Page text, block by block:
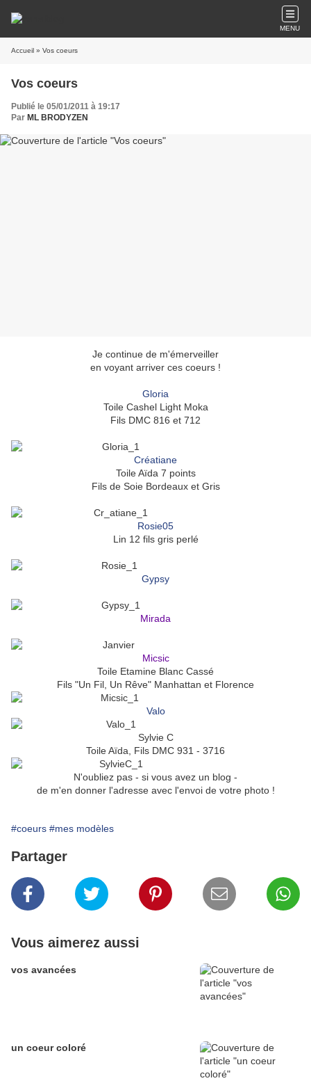
MENU
Accueil » Vos coeurs
Vos coeurs
Publié le 05/01/2011 à 19:17
Par ML BRODYZEN
Je continue de m'émerveiller
en voyant arriver ces coeurs !
Gloria
Toile Cashel Light Moka
Fils DMC 816 et 712
Créatiane
Toile Aïda 7 points
Fils de Soie Bordeaux et Gris
Rosie05
Lin 12 fils gris perlé
Gypsy
Mirada
Micsic
Toile Etamine Blanc Cassé
Fils "Un Fil, Un Rêve" Manhattan et Florence
Valo
Sylvie C
Toile Aïda, Fils DMC 931 - 3716
N'oubliez pas - si vous avez un blog -
de m'en donner l'adresse avec l'envoi de votre photo !
#coeurs #mes modèles
Partager
Vous aimerez aussi
vos avancées
un coeur coloré